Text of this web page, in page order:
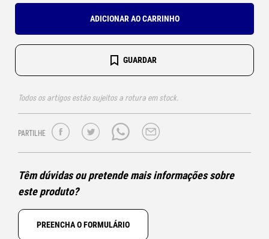
ADICIONAR AO CARRINHO
GUARDAR
Todos os artigos estão sujeitos a rotura em stock.
PARTILHE
Têm dúvidas ou pretende mais informações sobre
este produto?
PREENCHA O FORMULÁRIO